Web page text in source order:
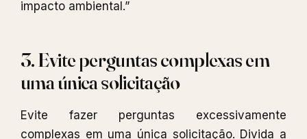
impacto ambiental.”
3. Evite perguntas complexas em
uma única solicitação
Evite fazer perguntas excessivamente
complexas em uma única solicitação. Divida a